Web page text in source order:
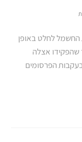
החשמל לחלט באופן
שהפקידו אצלה
הפרסומים